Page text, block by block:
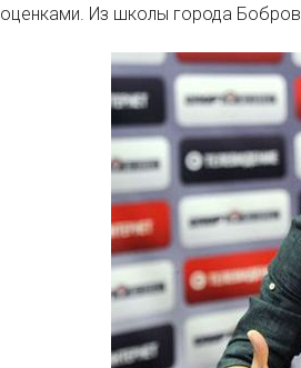
оценками. Из школы города